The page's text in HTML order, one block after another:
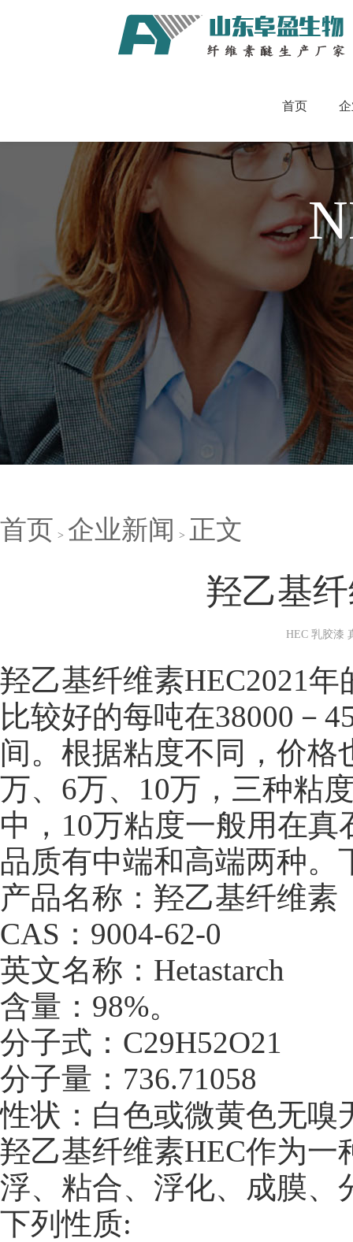
首页
首页 企业新闻 正文
羟乙基
HEC 乳胶漆
羟乙基纤维素HEC2021
比较好的每吨在38000－
间。根据粘度不同，价格
万、6万、10万，三种粘
中，10万粘度一般用在
品质有中端和高端两种。
产品名称：羟乙基纤维素
CAS：9004-62-0
英文名称：Hetastarch
含量：98%。
分子式：C29H52O21
分子量：736.71058
性状：白色或微黄色无嗅
羟乙基纤维素HEC作为
浮、粘合、浮化、成膜、
下列性质: